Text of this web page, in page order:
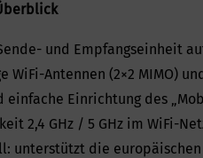
und Empfangseinheit
WiFi-Antennen (2×2 MIMO)
einfache Einrichtung des
2,4 GHz / 5 GHz im WiFi-
unterstützt die